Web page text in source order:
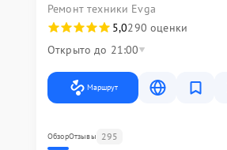
Ремонт техники Evga
5,0290 оценки
Открыто до 21:00
Маршрут
ОбзорОтзывы 295